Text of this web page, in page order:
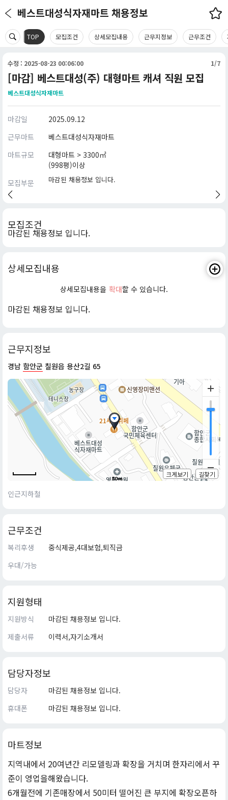
베스트대성식자재마트 채용정보
TOP 모집조건 상세모집내용 근무지정보 근무조건
수정 : 2025-08-23 00:06:00 1/7
[마감] 베스트대성(주) 대형마트 캐셔 직원 모집
베스트대성식자재마트
마감일
2025.09.12
근무마트
베스트대성식자재마트
마트규모
대형마트 > 3300㎡
(998평)이상
모집부문
마감된 채용정보 입니다.
모집조건
마감된 채용정보 입니다.
상세모집내용
상세모집내용을 확대할 수 있습니다.
마감된 채용정보 입니다.
근무지정보
경남 함안군 칠원읍 용산2길 65
50m
크게보기 길찾기
인근지하철
근무조건
복리후생
중식제공,4대보험,퇴직금
우대/가능
지원형태
지원방식
마감된 채용정보 입니다.
제출서류
이력서,자기소개서
담당자정보
담당자
마감된 채용정보 입니다.
휴대폰
마감된 채용정보 입니다.
마트정보
지역내에서 20여년간 리모델링과 확장을 거치며 한자리에서 꾸
준이 영업을해왔습니다.
6개월전에 기존매장에서 50미터 떨어진 큰 부지에 확장오픈하